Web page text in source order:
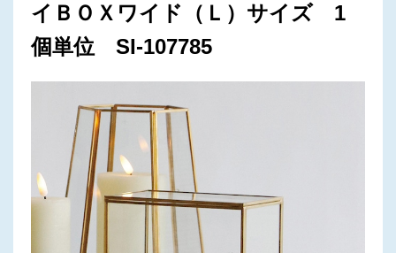
イＢＯＸワイド（Ｌ）サイズ 1
個単位 SI-107785